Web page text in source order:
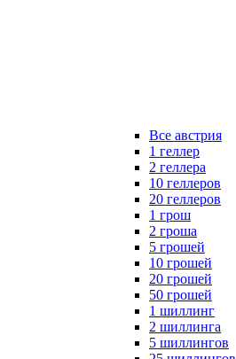
Все австрия
1 геллер
2 геллера
10 геллеров
20 геллеров
1 грош
2 гроша
5 грошей
10 грошей
20 грошей
50 грошей
1 шиллинг
2 шиллинга
5 шиллингов